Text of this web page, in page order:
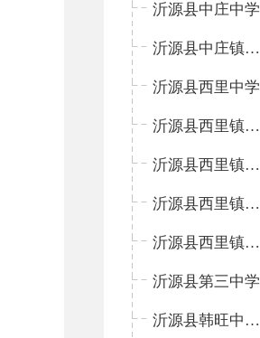
沂源县中庄中学
沂源县中庄镇中心小学
沂源县西里中学
沂源县西里镇中心小学
沂源县西里镇柳枝峪回民小学
沂源县西里镇金星完全小学
沂源县西里镇团圆小学
沂源县第三中学
沂源县韩旺中心学校